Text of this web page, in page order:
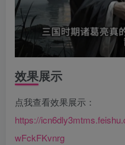
效果展示
点我查看效果展示：
https://
wFckFKvnrg